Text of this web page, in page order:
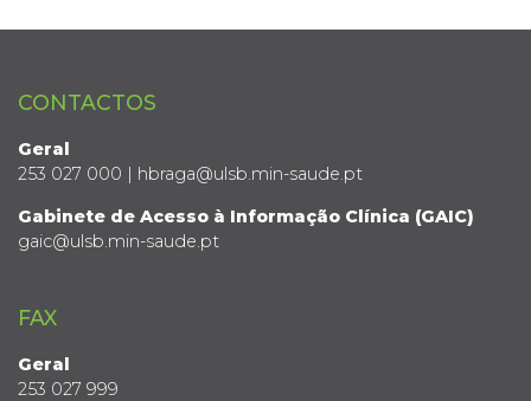
CONTACTOS
Geral
253 027 000 | hbraga@ulsb.min-saude.pt
Gabinete de Acesso à Informação Clínica (GAIC)
gaic@ulsb.min-saude.pt
FAX
Geral
253 027 999